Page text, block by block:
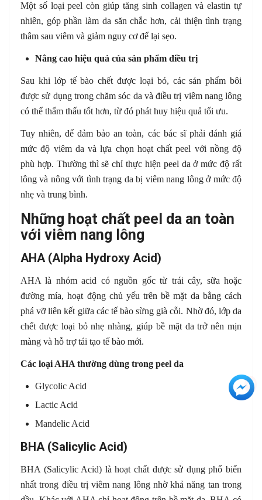
Một số loại peel còn giúp tăng sinh collagen và elastin tự
nhiên, góp phần làm da săn chắc hơn, cải thiện tình trạng
thâm sau viêm và giảm nguy cơ để lại sẹo.
Nâng cao hiệu quả của sản phẩm điều trị
Sau khi lớp tế bào chết được loại bỏ, các sản phẩm bôi
được sử dụng trong chăm sóc da và điều trị viêm nang lông
có thể thẩm thấu tốt hơn, từ đó phát huy hiệu quả tối ưu.
Tuy nhiên, để đảm bảo an toàn, các bác sĩ phải đánh giá
mức độ viêm da và lựa chọn hoạt chất peel với nồng độ
phù hợp. Thường thì sẽ chỉ thực hiện peel da ở mức độ rất
lông và nông với tình trạng da bị viêm nang lông ở mức độ
nhẹ và trung bình.
Những hoạt chất peel da an toàn
với viêm nang lông
AHA (Alpha Hydroxy Acid)
AHA là nhóm acid có nguồn gốc từ trái cây, sữa hoặc
đường mía, hoạt động chủ yếu trên bề mặt da bằng cách
phá vỡ liên kết giữa các tế bào sừng già cỗi. Nhờ đó, lớp da
chết được loại bỏ nhẹ nhàng, giúp bề mặt da trở nên mịn
màng và hỗ trợ tái tạo tế bào mới.
Các loại AHA thường dùng trong peel da
Glycolic Acid
Lactic Acid
Mandelic Acid
BHA (Salicylic Acid)
BHA (Salicylic Acid) là hoạt chất được sử dụng phổ biến
nhất trong điều trị viêm nang lông nhờ khả năng tan trong
+3